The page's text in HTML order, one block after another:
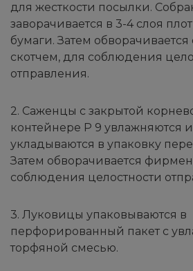
для жесткости посылки.
заворачивается в 3-4 слоя
бумаги. Затем
скотчем, для соблюдения
отправления.
2. Саженцы с закрытой
контейнере Р 9 увлажняются
укладываются в упаковку
Затем обворачивается
соблюдения целостности
3. Луковицы упаковываются в
перфорированный пакет с
торфяной смесью.